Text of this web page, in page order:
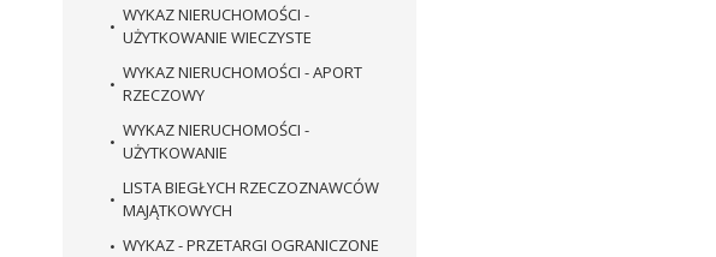
WYKAZ NIERUCHOMOŚCI -
UŻYTKOWANIE WIECZYSTE
WYKAZ NIERUCHOMOŚCI - APORT
RZECZOWY
WYKAZ NIERUCHOMOŚCI -
UŻYTKOWANIE
LISTA BIEGŁYCH RZECZOZNAWCÓW
MAJĄTKOWYCH
WYKAZ - PRZETARGI OGRANICZONE